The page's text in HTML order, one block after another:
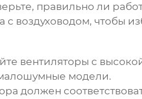
правильно ли
воздуховодом, чтобы
вентиляторы с
модели.
должен